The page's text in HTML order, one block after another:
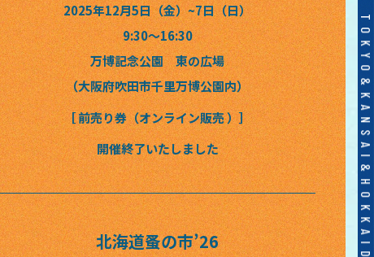
2025年12月5日（金）~7日（日）
9:30〜16:30
万博記念公園 東の広場
（大阪府吹田市千里万博公園内）
［ 前売り券（オンライン販売 ）］
開催終了いたしました
北海道蚤の市’26